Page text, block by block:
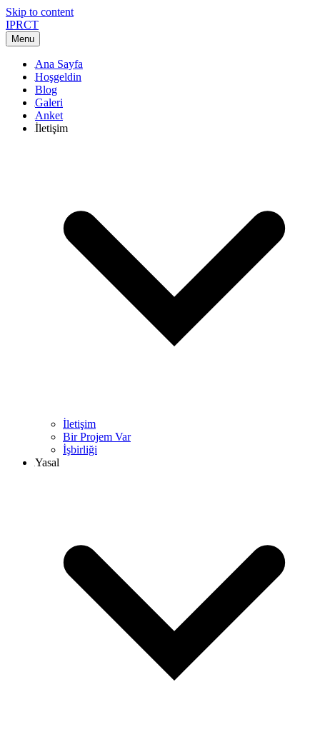
Skip to content
IPRCT
Menu
Ana Sayfa
Hoşgeldin
Blog
Galeri
Anket
İletişim
İletişim
Bir Projem Var
İşbirliği
Yasal